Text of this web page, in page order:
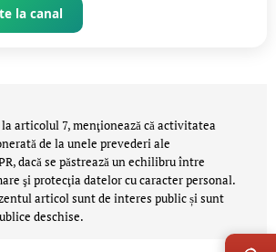
la canal
la articolul 7, menţionează că activitatea
de la unele prevederi ale
dacă se păstrează un echilibru între
şi protecţia datelor cu caracter personal.
articol sunt de interes public și sunt
deschise.